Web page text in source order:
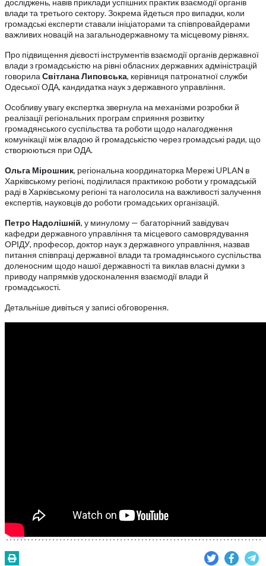
влади та третього сектору. Зокрема йдеться про випадки, коли
громадські експерти ставали ініціаторами та співпровайдерами
важливих новацій на загальнодержавному та місцевому рівнях.
Про підвищення дієвості інструментів взаємодії органів державної
влади з громадськістю на рівні обласних державних адміністрацій
говорила Світлана Липовська, керівниця патронатної служби
Одеської ОДА, кандидатка наук з державного управління.
Особливу увагу експертка звернула на механізми розробки й
реалізації регіональних програм сприяння розвитку
громадянського суспільства та роботи щодо налагодження
комунікації між владою й громадськістю через громадські ради, що
створюються при ОДА.
Ольга Мірошник, регіональна координаторка Мережі UPLAN в
Харківському регіоні, поділилася практикою роботи у громадській
раді в Харківському регіоні та наголосила на важливості залучення
експертів, науковців до роботи громадських організацій.
Петро Надолішній, у минулому — багаторічний завідувач
кафедри державного управління та місцевого самоврядування
ОРІДУ, професор, доктор наук з державного управління, назвав
питання співпраці державної влади та громадянського суспільства
доленосним щодо нашої державності та виклав власні думки з
приводу напрямків удосконалення взаємодії влади й
громадськості.
Детальніше дивіться у записі обговорення.